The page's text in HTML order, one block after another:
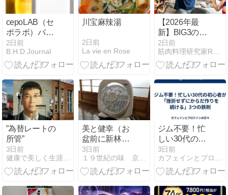
cepoLAB（セ
ポラボ）バイ
オジェニック
エッセンスは
CLEPS高濃度
2日前
B.H.D.Journal
川宝麻辣湯
2日前
La vie en Rose
【2026年最
新】BIG3の重
量が伸びない
原因は「神経
疲労」！着る
促すおすすめ
リカバリーウ
ェア5選
2日前
筋肉料理研究家Ryotaのレシピブログ
”為替レートの
所管”
3日前
健康で美しく生涯現役ブログ
美と健幸（お
盆前に新林の
滝を掃除）
3日前
１９世紀の味 京都農場
ジム不要！忙
しい30代の初
心者が「挫折
せずにからだ
作りを続け
則
3日前
カフェインとプロテインの日々